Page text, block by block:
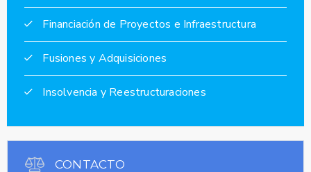
Financiación de Proyectos e Infraestructura
Fusiones y Adquisiciones
Insolvencia y Reestructuraciones
CONTACTO